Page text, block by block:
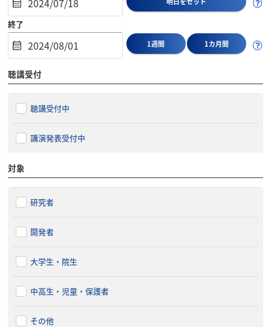
終了
1週間 1カ月間
聴講受付
聴講受付中
講演発表受付中
対象
研究者
開発者
大学生・院生
中高生・児童・保護者
その他